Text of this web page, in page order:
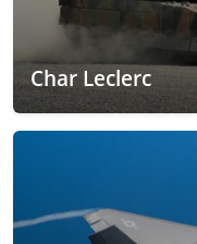
Char Leclerc